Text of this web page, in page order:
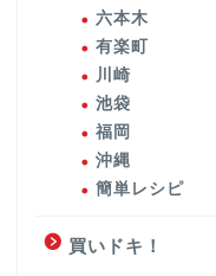
六本木
有楽町
川崎
池袋
福岡
沖縄
簡単レシピ
買いドキ！